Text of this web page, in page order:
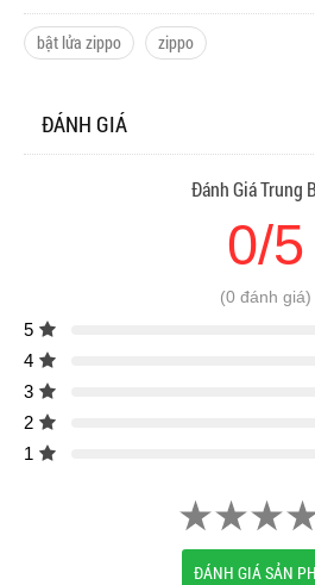
bật lửa zippo zippo
ĐÁNH GIÁ
Đánh Giá Trung
0/5
(0 đánh giá)
5
4
3
2
1
ĐÁNH GIÁ SẢN